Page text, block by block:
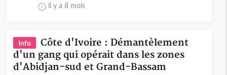
il y a 8 mois
Info
Côte d'Ivoire : Démantèlement
d'un gang qui opérait dans les zones
d'Abidjan-sud et Grand-Bassam